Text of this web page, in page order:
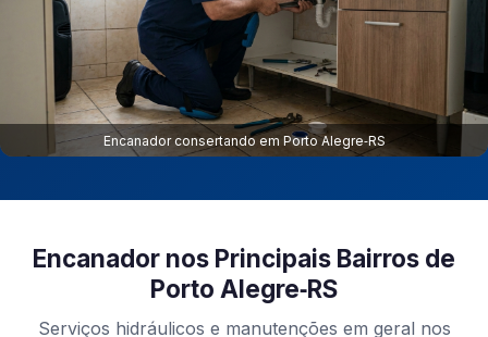
Encanador consertando em Porto Alegre‑RS
Encanador nos Principais Bairros de
Porto Alegre‑RS
Serviços hidráulicos e manutenções em geral nos